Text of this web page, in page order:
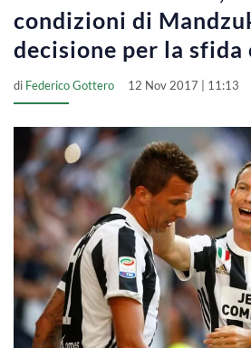
condizioni di
decisione per la sfida
di Federico Gottero 12 Nov 2017 | 11:13